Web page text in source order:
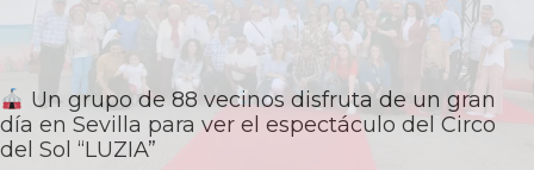
Un grupo de 88 vecinos disfruta de un gran
día en Sevilla para ver el espectáculo del Circo
del Sol “LUZIA”